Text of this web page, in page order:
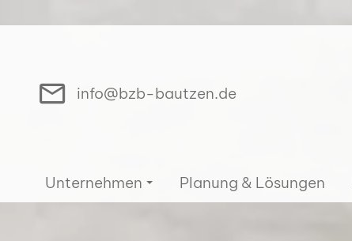
info@bzb-bautzen.de
Unternehmen Planung & Lösungen